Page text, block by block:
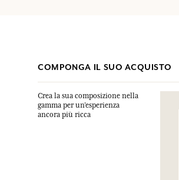
COMPONGA IL SUO ACQUISTO
Crea la sua composizione nella
gamma per un’esperienza
ancora più ricca